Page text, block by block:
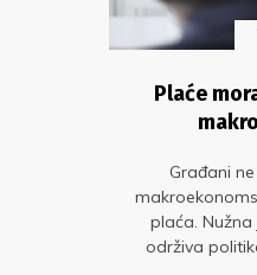
Plaće
Građani
plaća.
održiva